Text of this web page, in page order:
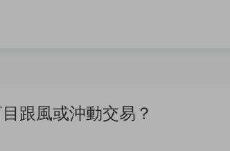
跟風或沖動交易？